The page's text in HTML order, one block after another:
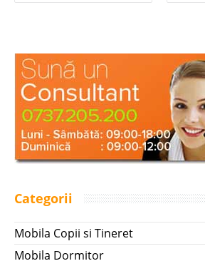
Categorii
Mobila Copii si Tineret
Mobila Dormitor